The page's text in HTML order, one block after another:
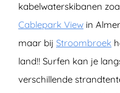
kabelwaterskibanen
Cablepark View in
maar bij Stroombroek
land!! Surfen kan je
verschillende